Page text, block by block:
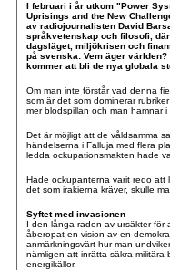
I februari i år utkom "Power
Uprisings and the New
av radiojournalisten David
språkvetenskap och filosofi,
dagsläget, miljökrisen och
på svenska: Vem äger
kommer att bli de nya globala
Om man inte förstår vad denna
som är det som dominerar
mer blodspillan och man hamnar i
Det är möjligt att de våldsamma
händelserna i Falluja med flera
ledda ockupationsmakten hade
Hade ockupanterna varit redo att
det som irakierna kräver, skulle
Syftet med invasionen
I den långa raden av ursäkter för
åberopat en vision av en
anmärkningsvärt hur man
nämligen att inrätta säkra militära
energikällor.